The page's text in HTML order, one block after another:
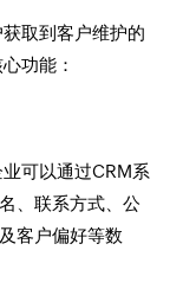
取到客户维护的
功能：
可以通过CRM系
、联系方式、公
客户偏好等数